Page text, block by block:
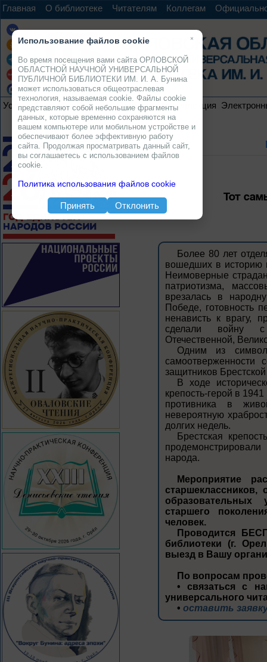
Главная О библиотеке Читателям Коллегам
Услуги Ресурсы Проекты Электронная коллекция
Тот
Более 80 лет
вошедших в историю
Неимоверные
патриотизма,
врезалась в
Победе, готовность
ненависть к врагу,
сделали войну с
Отечественной,
Одним из
самоотверженности
защитников
В ходе
крепость-герой в
противника в
невероятную
долгих недель.
Брестская
народа.
Мероприятие
образовательных
старшего
человек.
Проводится
библиотеки (г.
выезд в Вашу
По вопросам
• связаться с
универсального
• оставить
×
Использование файлов cookie
Во время посещения вами сайта ОРЛОВСКОЙ
ОБЛАСТНОЙ НАУЧНОЙ УНИВЕРСАЛЬНОЙ
ПУБЛИЧНОЙ БИБЛИОТЕКИ ИМ. И. А. Бунина
может использоваться общеотраслевая
технология, называемая cookie. Файлы cookie
представляют собой небольшие фрагменты
данных, которые временно сохраняются на
вашем компьютере или мобильном устройстве и
обеспечивают более эффективную работу
сайта. Продолжая просматривать данный сайт,
вы соглашаетесь с использованием файлов
cookie.
Политика использования файлов cookie
Принять Отклонить